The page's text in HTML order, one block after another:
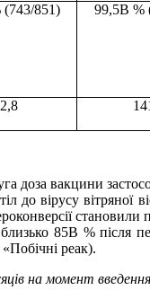
851) 99,5В %
доза вакцини
до вірусу
85В % після
реак).
на момент